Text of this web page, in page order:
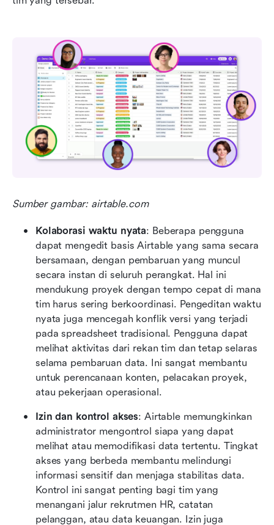
Sumber gambar: airtable.com
Kolaborasi waktu nyata: Beberapa pengguna
dapat mengedit basis Airtable yang sama secara
bersamaan, dengan pembaruan yang muncul
secara instan di seluruh perangkat. Hal ini
mendukung proyek dengan tempo cepat di mana
tim harus sering berkoordinasi. Pengeditan waktu
nyata juga mencegah konflik versi yang terjadi
pada spreadsheet tradisional. Pengguna dapat
melihat aktivitas dari rekan tim dan tetap selaras
selama pembaruan data. Ini sangat membantu
untuk perencanaan konten, pelacakan proyek,
atau pekerjaan operasional.
Izin dan kontrol akses: Airtable memungkinkan
administrator mengontrol siapa yang dapat
melihat atau memodifikasi data tertentu. Tingkat
akses yang berbeda membantu melindungi
informasi sensitif dan menjaga stabilitas data.
Kontrol ini sangat penting bagi tim yang
menangani jalur rekrutmen HR, catatan
pelanggan, atau data keuangan. Izin juga